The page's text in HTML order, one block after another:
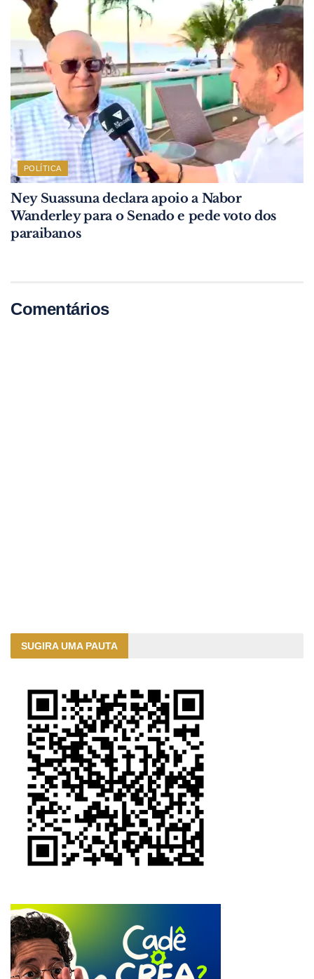
POLÍTICA
Ney Suassuna declara apoio a Nabor
Wanderley para o Senado e pede voto dos
paraibanos
Comentários
SUGIRA UMA PAUTA